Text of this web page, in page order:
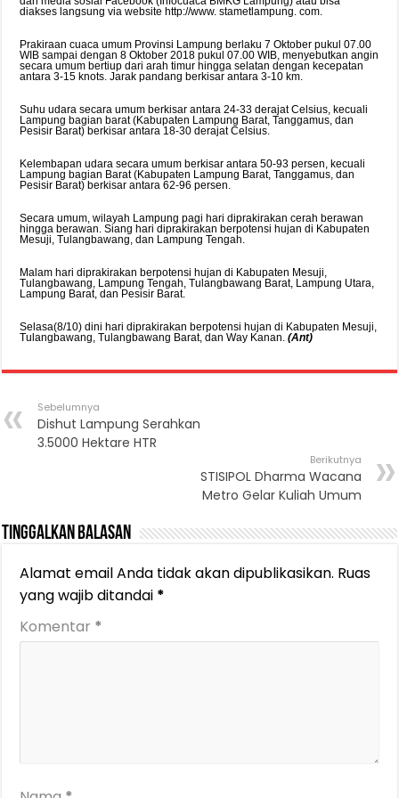
diakses langsung via website http://www. stametlampung. com.
Prakiraan cuaca umum Provinsi Lampung berlaku 7 Oktober pukul 07.00
WIB sampai dengan 8 Oktober 2018 pukul 07.00 WIB, menyebutkan angin
secara umum bertiup dari arah timur hingga selatan dengan kecepatan
antara 3-15 knots. Jarak pandang berkisar antara 3-10 km.
Suhu udara secara umum berkisar antara 24-33 derajat Celsius, kecuali
Lampung bagian barat (Kabupaten Lampung Barat, Tanggamus, dan
Pesisir Barat) berkisar antara 18-30 derajat Celsius.
Kelembapan udara secara umum berkisar antara 50-93 persen, kecuali
Lampung bagian Barat (Kabupaten Lampung Barat, Tanggamus, dan
Pesisir Barat) berkisar antara 62-96 persen.
Secara umum, wilayah Lampung pagi hari diprakirakan cerah berawan
hingga berawan. Siang hari diprakirakan berpotensi hujan di Kabupaten
Mesuji, Tulangbawang, dan Lampung Tengah.
Malam hari diprakirakan berpotensi hujan di Kabupaten Mesuji,
Tulangbawang, Lampung Tengah, Tulangbawang Barat, Lampung Utara,
Lampung Barat, dan Pesisir Barat.
Selasa(8/10) dini hari diprakirakan berpotensi hujan di Kabupaten Mesuji,
Tulangbawang, Tulangbawang Barat, dan Way Kanan.(Ant)
Sebelumnya
Dishut Lampung Serahkan
3.5000 Hektare HTR
Berikutnya
STISIPOL Dharma Wacana
Metro Gelar Kuliah Umum
Tinggalkan Balasan
Alamat email Anda tidak akan dipublikasikan. Ruas
yang wajib ditandai *
Komentar *